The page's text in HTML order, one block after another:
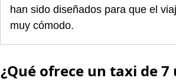
han sido diseñados para que el
muy cómodo.
¿Qué ofrece un taxi de 7